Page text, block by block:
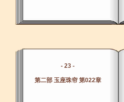
- 23 -
第二部 玉座珠帘 第022章